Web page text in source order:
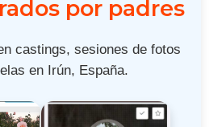
por padres
castings, sesiones de fotos
en Irún, España.